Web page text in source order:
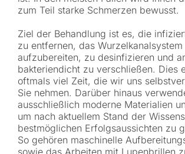
zum Teil starke Schmerzen bewusst.
Ziel der Behandlung ist es, die
zu entfernen, das Wurzelkanalsystem
aufzubereiten, zu desinfizieren und
bakteriendicht zu verschließen. Dies
oftmals viel Zeit, die wir uns
Sie nehmen. Darüber hinaus
ausschließlich moderne Materialien
um nach aktuellem Stand der
bestmöglichen Erfolgsaussichten zu
So gehören maschinelle